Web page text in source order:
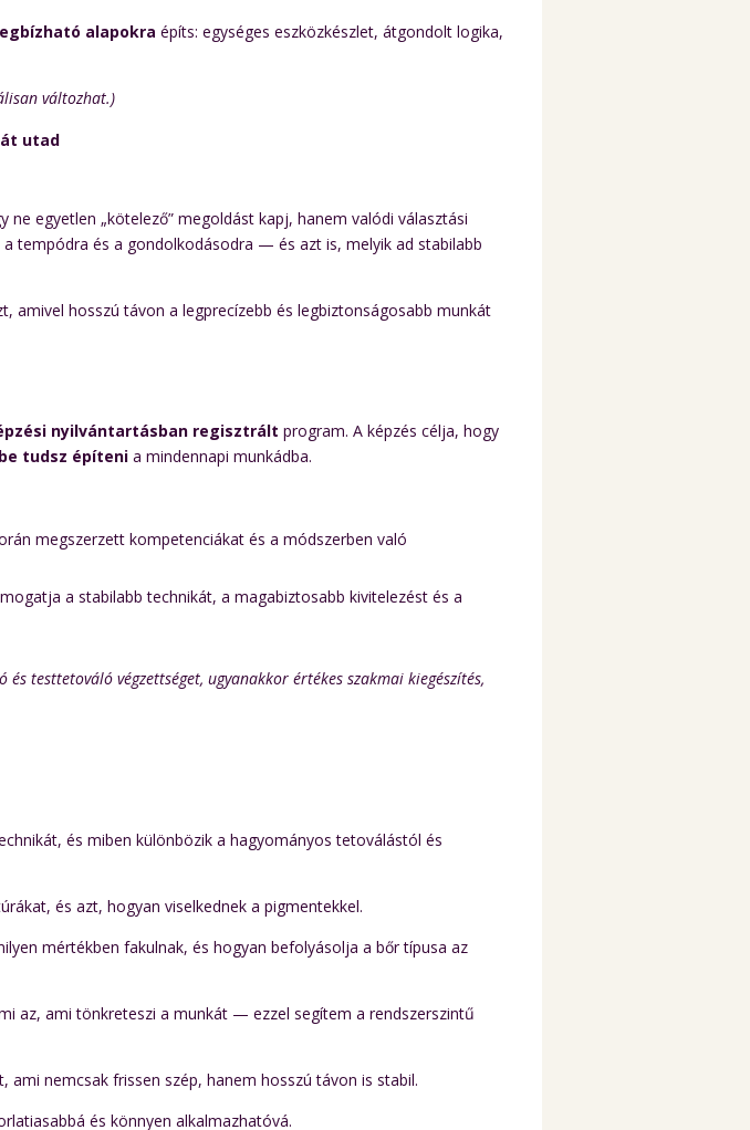
alapokra építs: egységes eszközkészlet, átgondolt logika,
változhat.)
utad
ne egyetlen „kötelező” megoldást kapj, hanem valódi választási
tempódra és a gondolkodásodra — és azt is, melyik ad stabilabb
amivel hosszú távon a legprecízebb és legbiztonságosabb munkát
nyilvántartásban regisztrált program. A képzés célja, hogy
tudsz építeni a mindennapi munkádba.
megszerzett kompetenciákat és a módszerben való
a stabilabb technikát, a magabiztosabb kivitelezést és a
testtetováló végzettséget, ugyanakkor értékes szakmai kiegészítés,
és miben különbözik a hagyományos tetoválástól és
és azt, hogyan viselkednek a pigmentekkel.
mértékben fakulnak, és hogyan befolyásolja a bőr típusa az
az, ami tönkreteszi a munkát — ezzel segítem a rendszerszintű
ami nemcsak frissen szép, hanem hosszú távon is stabil.
és könnyen alkalmazhatóvá.